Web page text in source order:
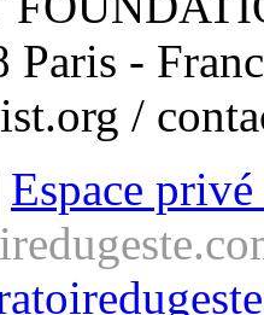
Paris -
/
Espace privé